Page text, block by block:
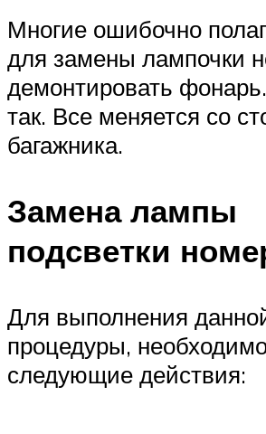
Многие ошибочно
для замены лампочки
демонтировать
так. Все меняется со
багажника.
Замена лампы
подсветки
Для выполнения
процедуры,
следующие действия: